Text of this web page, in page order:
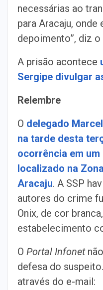
necessárias ao
para Aracaju, onde
depoimento”, diz o
A prisão acontece
Sergipe divulgar
Relembre
O delegado
na tarde desta
ocorrência em
localizado na
Aracaju. A SSP
autores do crime
Onix, de cor
estabelecimento
O Portal Infonet
defesa do
através do e-mail: